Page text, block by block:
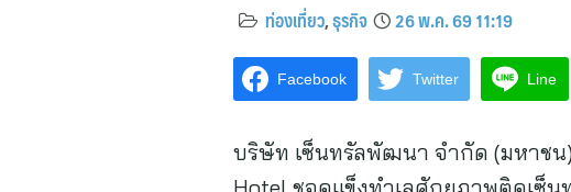
ท่องเที่ยว,ธุรกิจ 26 พ.ค. 69 11:19
Facebook Twitter Line
บริษัท เซ็นทรัลพัฒนา จำกัด (มหาชน